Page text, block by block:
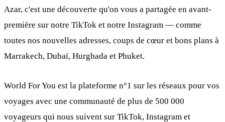
Azar, c'est une découverte qu'on vous a partagée en avant-
première sur notre TikTok et notre Instagram — comme
toutes nos nouvelles adresses, coups de cœur et bons plans à
Marrakech, Dubaï, Hurghada et Phuket.
World For You est la plateforme n°1 sur les réseaux pour vos
voyages avec une communauté de plus de 500 000
voyageurs qui nous suivent sur TikTok, Instagram et